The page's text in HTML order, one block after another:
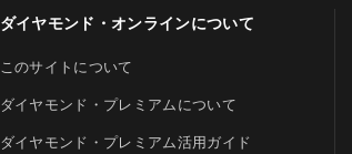
ダイヤモンド・オンラインについて
このサイトについて
ダイヤモンド・プレミアムについて
ダイヤモンド・プレミアム活用ガイド